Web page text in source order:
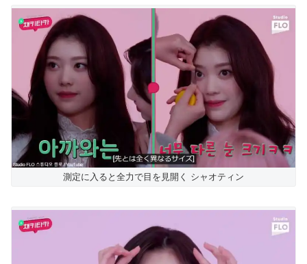
測定に入ると全力で目を見開く シャオティン